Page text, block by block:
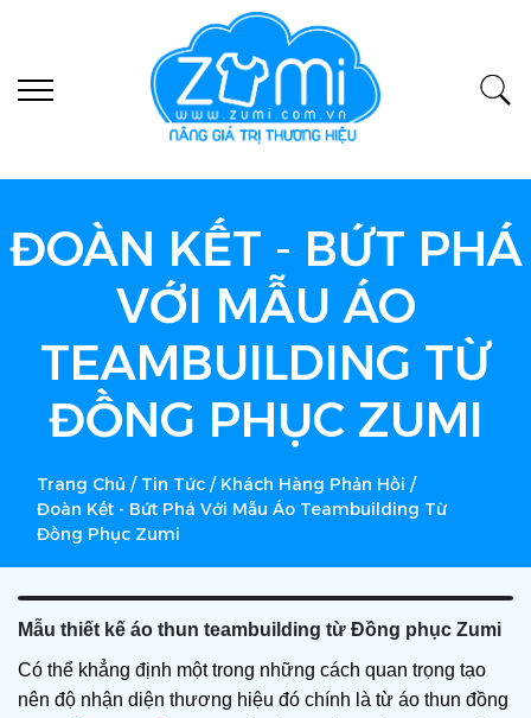
ĐOÀN KẾT - BỨT PHÁ
VỚI MẪU ÁO
TEAMBUILDING TỪ
ĐỒNG PHỤC ZUMI
Trang Chủ / Tin Tức / Khách Hàng Phản Hồi /
Đoàn Kết - Bứt Phá Với Mẫu Áo Teambuilding Từ
Đồng Phục Zumi
Mẫu thiết kế áo thun teambuilding từ Đồng phục Zumi
Có thể khẳng định một trong những cách quan trọng tạo
nên độ nhận diện thương hiệu đó chính là từ áo thun đồng